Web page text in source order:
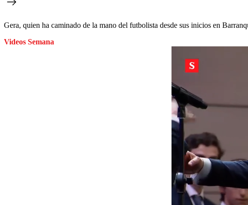
Gera, quien ha caminado de la mano del futbolista desde sus inicios en
Videos Semana